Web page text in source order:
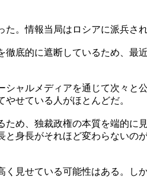
。情報当局はロシアに派兵さ
底的に遮断しているため、
ャルメディアを通じて次々
せている人がほとんどだ。
め、独裁政権の本質を端的
身長がそれほど変わらない
見せている可能性はある。